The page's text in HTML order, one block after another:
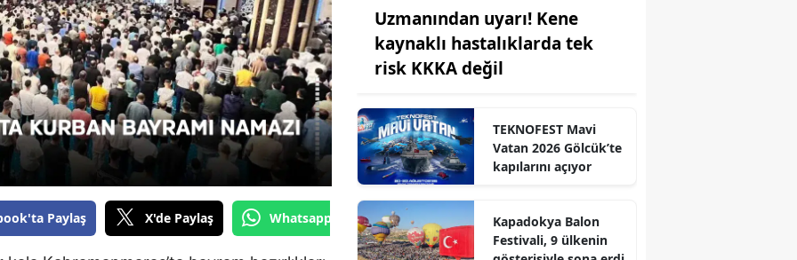
Burdur
Bursa
Çanakkale
Çankırı
Denizli
Paylaş X'de Paylaş Whatsapp'tan Gönder
Uzmanından uyarı! Kene
kaynaklı hastalıklarda tek
risk KKKA değil
TEKNOFEST Mavi
Vatan 2026 Gölcük’te
kapılarını açıyor
Kapadokya Balon
Festivali, 9 ülkenin